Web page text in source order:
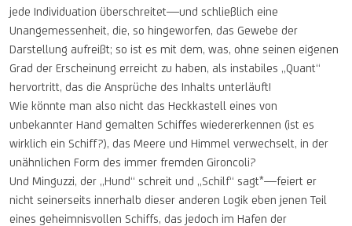
jede Individuation überschreitet—und schließlich eine
Unangemessenheit, die, so hingeworfen, das Gewebe der
Darstellung aufreißt; so ist es mit dem, was, ohne seinen eigenen
Grad der Erscheinung erreicht zu haben, als instabiles „Quant“
hervortritt, das die Ansprüche des Inhalts unterläuft!
Wie könnte man also nicht das Heckkastell eines von
unbekannter Hand gemalten Schiffes wiedererkennen (ist es
wirklich ein Schiff?), das Meere und Himmel verwechselt, in der
unähnlichen Form des immer fremden Gironcoli?
Und Minguzzi, der „Hund“ schreit und „Schilf“ sagt*—feiert er
nicht seinerseits innerhalb dieser anderen Logik eben jenen Teil
eines geheimnisvollen Schiffs, das jedoch im Hafen der